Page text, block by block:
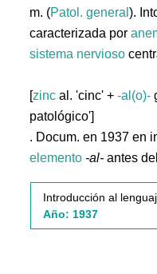
m. (Patol. general).
caracterizada por
sistema nervioso
[zinc al. 'cinc' +-al(o)-
patológico']
. Docum. en 1937 en
elemento -al- antes
Introducción al
Año: 1937